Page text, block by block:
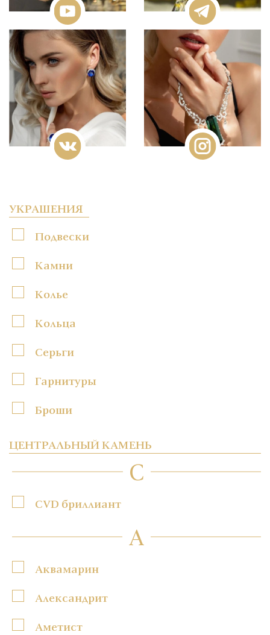
УКРАШЕНИЯ
Подвески
Камни
Колье
Кольца
Серьги
Гарнитуры
Броши
ЦЕНТРАЛЬНЫЙ КАМЕНЬ
C
CVD бриллиант
А
Аквамарин
Александрит
Аметист